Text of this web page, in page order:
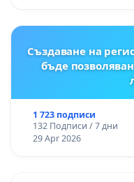
Създаване на
бъде
1 723 подписи
132 Подписи / 7 дни
29 Apr 2026